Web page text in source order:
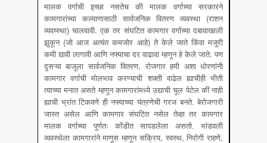
मालक वर्गाची इच्छा नसतेच की मालक वर्गाच्या सरकारने
कामगारांच्या कल्याणासाठी सार्वजनिक वितरण व्यवस्था (राशन
व्यवय्स्था) चालवावी. एक तर संघटित कामगार वर्गाच्या दबावाखाली
झुकून (जो आज अत्यंत कमजोर आहे) ते केले जाते किंवा मजुरी
कमी द्यावी लागावी आणि नफ्याचा दर वाढावा म्हणून हे केले जाते. पण
दुसऱ्या बाजूला सार्वजनिक वितरण, रोजगार हमी अशा धोरणांनी
कामगार वर्गाची मोलभाव करण्याची शक्ती वाढेल ह्याचीही भीती
त्याच्या मनात असते म्हणून कामगारांमध्ये उद्याची चूल पेटेल कीं नाही
ह्याची भ्रांत टिकवणे ही नफ्याच्या यंत्रणेची गरज बनते. बेरोजगारी
जास्त असेल आणि कामगार संघटित नसेल तेव्हा तर कामगार
मालक वर्गाच्या पूर्णतः कोंडीत सापडलेला असतो. भांडवली
व्यवस्थेला कामगारांने माणूस म्हणून सक्रिय, स्वस्थ, निरोगी राहणे,